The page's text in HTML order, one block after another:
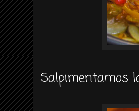
Salpimentamos